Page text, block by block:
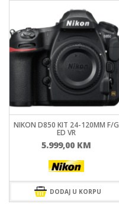
NIKON D850 KIT 24-120MM F/G
ED VR
5.999,00 KM
DODAJ U KORPU